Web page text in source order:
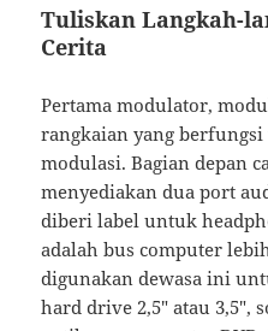
Tuliskan Langkah-
Cerita
Pertama modulator,
rangkaian yang
modulasi. Bagian depan
menyediakan dua port
diberi label untuk
adalah bus computer
digunakan dewasa ini
hard drive 2,5″ atau 3,5″,